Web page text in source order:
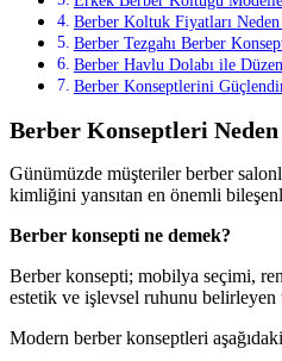
Berber Koltuk Fiyatları
Berber Tezgahı Berber
Berber Havlu Dolabı ile
Berber Konseptlerini
Berber Konseptleri
Günümüzde müşteriler berber
kimliğini yansıtan en önemli
Berber konsepti ne demek?
Berber konsepti; mobilya seçimi,
estetik ve işlevsel ruhunu
Modern berber konseptleri